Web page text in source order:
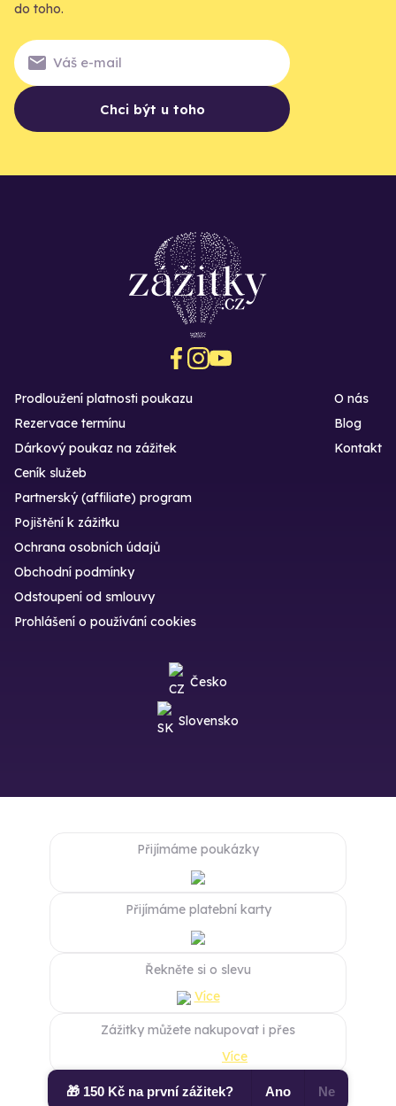
do toho.
Chci být u toho
Prodloužení platnosti poukazu
Rezervace termínu
Dárkový poukaz na zážitek
O nás
Blog
Kontakt
Ceník služeb
Partnerský (affiliate) program
Pojištění k zážitku
Ochrana osobních údajů
Obchodní podmínky
Odstoupení od smlouvy
Prohlášení o používání cookies
Česko
Slovensko
Přijímáme poukázky
Přijímáme platební karty
Řekněte si o slevu
Více
Zážitky můžete nakupovat i přes
Více
🎁 150 Kč na první zážitek? Ano Ne